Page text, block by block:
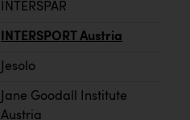
INTERSPAR
INTERSPORT Austria
Jesolo
Jane Goodall Institute
Austria